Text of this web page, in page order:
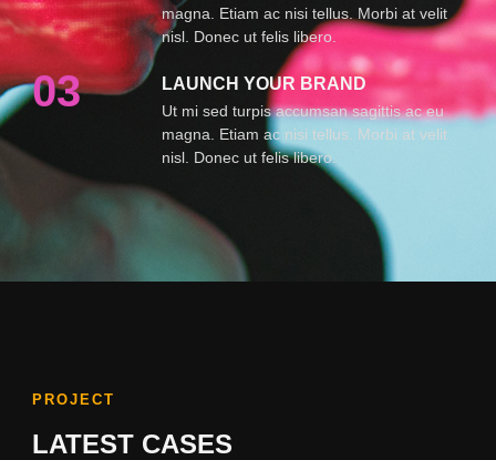
magna. Etiam ac nisi tellus. Morbi at velit
nisl. Donec ut felis libero.
03 LAUNCH YOUR BRAND
Ut mi sed turpis accumsan sagittis ac eu
magna. Etiam ac nisi tellus. Morbi at velit
nisl. Donec ut felis libero.
PROJECT
LATEST CASES